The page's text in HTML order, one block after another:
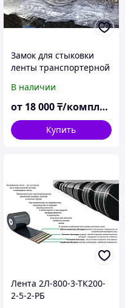
Замок для стыковки
ленты транспортерной
В наличии
от 18 000₸/комплект
Купить
Лента 2Л-800-3-ТК200-
2-5-2-РБ